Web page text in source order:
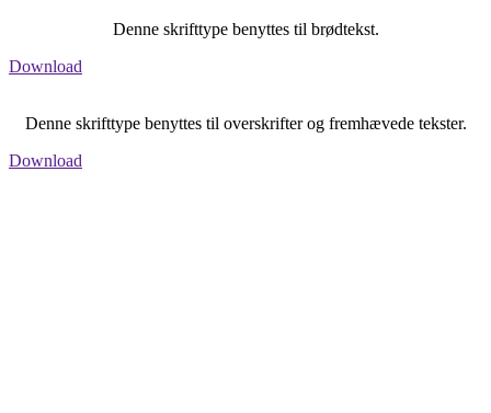
Denne skrifttype benyttes til brødtekst.
Download
Denne skrifttype benyttes til overskrifter og fremhævede tekster.
Download